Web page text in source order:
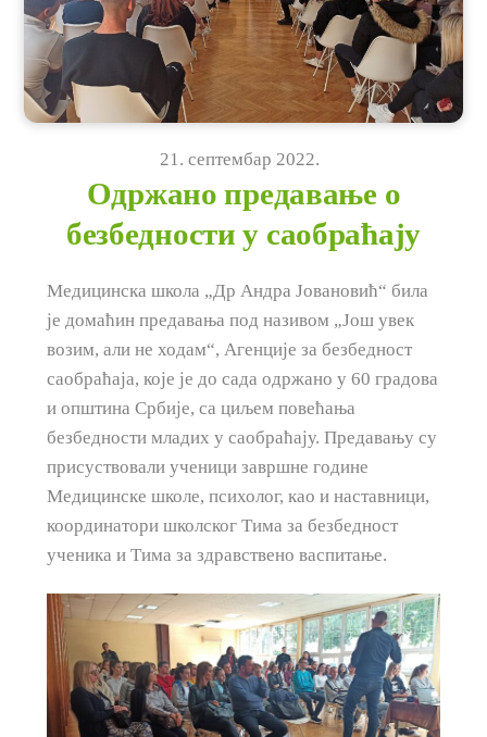
21.септембар 2022.
Одржано предавање о
безбедности у саобраћају
Медицинска школа „Др Андра Јовановић“ била
је домаћин предавања под називом „Још увек
возим, али не ходам“, Агенције за безбедност
саобраћаја, које је до сада одржано у 60 градова
и општина Србије, са циљем повећања
безбедности младих у саобраћају. Предавању су
присуствовали ученици завршне године
Медицинске школе, психолог, као и наставници,
координатори школског Тима за безбедност
ученика и Тима за здравствено васпитање.